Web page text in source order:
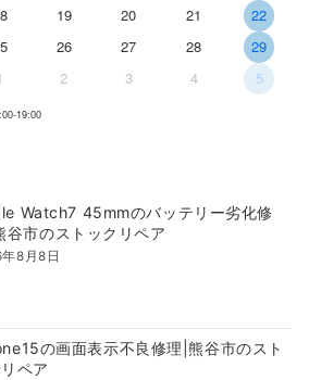
19 20 21
22
26 27 28
29
2 3 4 5
19:00
Watch7 45mmのバッテリー劣化修
谷市のストックリペア
8月8日
の画面表示不良修理|熊谷市のスト
ペア